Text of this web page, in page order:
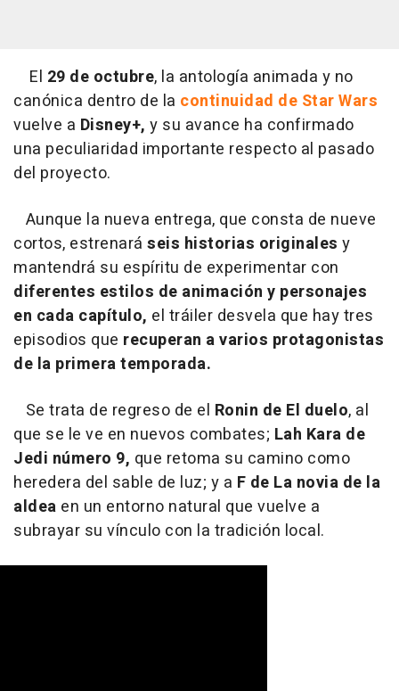
El 29 de octubre, la antología animada y no
canónica dentro de la continuidad de Star Wars
vuelve a Disney+, y su avance ha confirmado
una peculiaridad importante respecto al pasado
del proyecto.
Aunque la nueva entrega, que consta de nueve
cortos, estrenará seis historias originales y
mantendrá su espíritu de experimentar con
diferentes estilos de animación y personajes
en cada capítulo, el tráiler desvela que hay tres
episodios que recuperan a varios protagonistas
de la primera temporada.
Se trata de regreso de el Ronin de El duelo, al
que se le ve en nuevos combates; Lah Kara de
Jedi número 9, que retoma su camino como
heredera del sable de luz; y a F de La novia de la
aldea en un entorno natural que vuelve a
subrayar su vínculo con la tradición local.